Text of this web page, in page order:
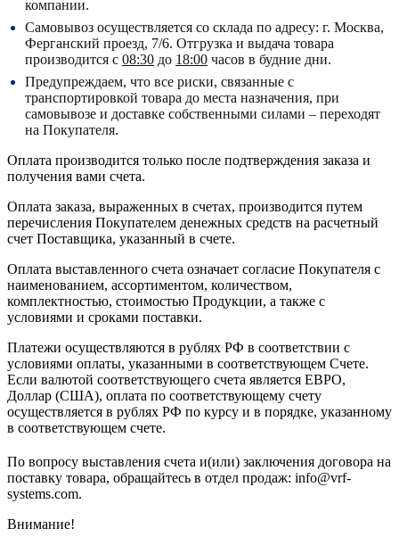
компании.
Самовывоз осуществляется со склада по адресу: г. Москва,
Ферганский проезд, 7/6. Отгрузка и выдача товара
производится с 08:30 до 18:00 часов в будние дни.
Предупреждаем, что все риски, связанные с
транспортировкой товара до места назначения, при
самовывозе и доставке собственными силами – переходят
на Покупателя.
Оплата производится только после подтверждения заказа и
получения вами счета.
Оплата заказа, выраженных в счетах, производится путем
перечисления Покупателем денежных средств на расчетный
счет Поставщика, указанный в счете.
Оплата выставленного счета означает согласие Покупателя с
наименованием, ассортиментом, количеством,
комплектностью, стоимостью Продукции, а также с
условиями и сроками поставки.
Платежи осуществляются в рублях РФ в соответствии с
условиями оплаты, указанными в соответствующем Счете.
Если валютой соответствующего счета является ЕВРО,
Доллар (США), оплата по соответствующему cчету
осуществляется в рублях РФ по курсу и в порядке, указанному
в соответствующем cчете.
По вопросу выставления счета и(или) заключения договора на
поставку товара, обращайтесь в отдел продаж: info@vrf-
systems.com.
Внимание!